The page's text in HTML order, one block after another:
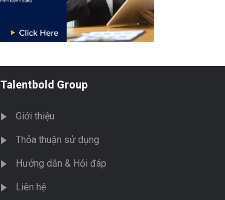
Talentbold Group
Giới thiệu
Thỏa thuận sử dụng
Hướng dẫn & Hỏi đáp
Liên hệ